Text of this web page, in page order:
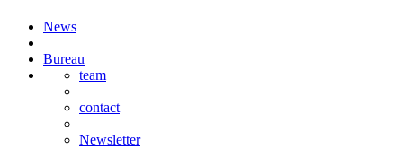
News
Bureau
team
contact
Newsletter